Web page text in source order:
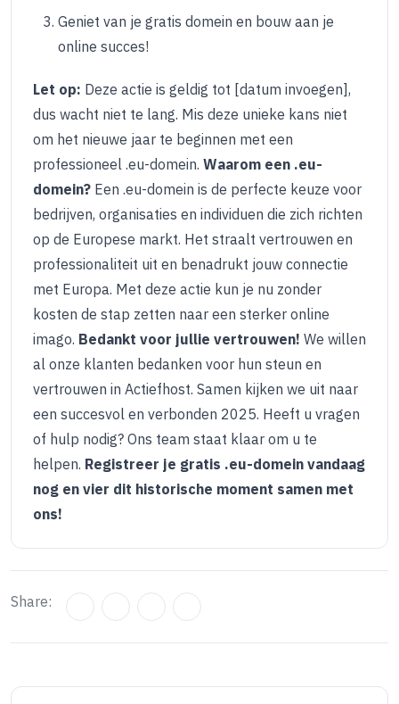
Geniet van je gratis domein en bouw aan je
online succes!
Let op: Deze actie is geldig tot [datum invoegen],
dus wacht niet te lang. Mis deze unieke kans niet
om het nieuwe jaar te beginnen met een
professioneel .eu-domein. Waarom een .eu-
domein? Een .eu-domein is de perfecte keuze voor
bedrijven, organisaties en individuen die zich richten
op de Europese markt. Het straalt vertrouwen en
professionaliteit uit en benadrukt jouw connectie
met Europa. Met deze actie kun je nu zonder
kosten de stap zetten naar een sterker online
imago. Bedankt voor jullie vertrouwen! We willen
al onze klanten bedanken voor hun steun en
vertrouwen in Actiefhost. Samen kijken we uit naar
een succesvol en verbonden 2025. Heeft u vragen
of hulp nodig? Ons team staat klaar om u te
helpen. Registreer je gratis .eu-domein vandaag
nog en vier dit historische moment samen met
ons!
Share: